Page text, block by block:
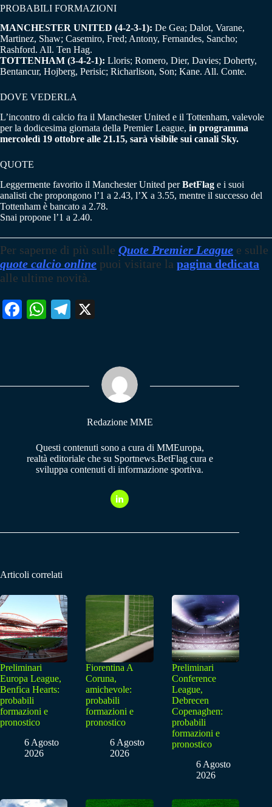
PROBABILI FORMAZIONI
MANCHESTER UNITED (4-2-3-1): De Gea; Dalot, Varane,
Martinez, Shaw; Casemiro, Fred; Antony, Fernandes, Sancho;
Rashford. All. Ten Hag.
TOTTENHAM (3-4-2-1): Lloris; Romero, Dier, Davies; Doherty,
Bentancur, Hojberg, Perisic; Richarlison, Son; Kane. All. Conte.
DOVE VEDERLA
L’incontro di calcio fra il Manchester United e il Tottenham, valevole
per la dodicesima giornata della Premier League, in programma
mercoledì 19 ottobre alle 21.15, sarà visibile sui canali Sky.
QUOTE
Leggermente favorito il Manchester United perBetFlag e i suoi
analisti che propongono l’1 a 2.43, l’X a 3.55, mentre il successo del
Tottenham è bancato a 2.78.
Snai propone l’1 a 2.40.
Per saperne di più sulle Quote Premier League e sulle
quote calcio online puoi visitare la pagina dedicata
alle ultime novità.
Fa W
pp
Te
m
Redazione MME
Questi contenuti sono a cura di MMEuropa,
realtà editoriale che su Sportnews.BetFlag cura e
sviluppa contenuti di informazione sportiva.
Articoli correlati
Preliminari
Europa League,
Benfica Hearts:
probabili
formazioni e
pronostico
6 Agosto
2026
Fiorentina A
Coruna,
amichevole:
probabili
formazioni e
pronostico
6 Agosto
2026
Preliminari
Conference
League,
Debrecen
Copenaghen:
probabili
formazioni e
pronostico
6 Agosto
2026